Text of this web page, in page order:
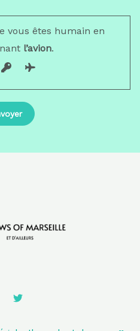
vous êtes humain en
l’avion.